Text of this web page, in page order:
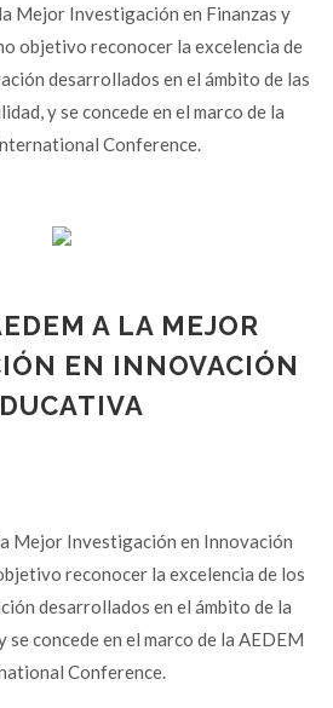
Mejor Investigación en Finanzas y
objetivo reconocer la excelencia de
desarrollados en el ámbito de las
y se concede en el marco de la
Conference.
A LA MEJOR
EN INNOVACIÓN
Mejor Investigación en Innovación
reconocer la excelencia de los
desarrollados en el ámbito de la
concede en el marco de la AEDEM
Conference.